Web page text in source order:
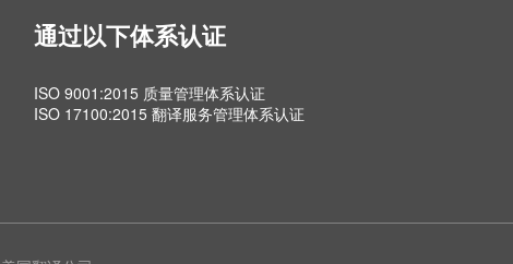
通过以下体系认证
ISO 9001:2015 质量管理体系认证
ISO 17100:2015 翻译服务管理体系认证